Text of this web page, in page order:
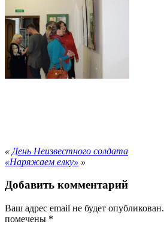
« День Неизвестного солдата
«Наряжаем елку» »
Добавить комментарий
Ваш адрес email не будет опубликован.
помечены *